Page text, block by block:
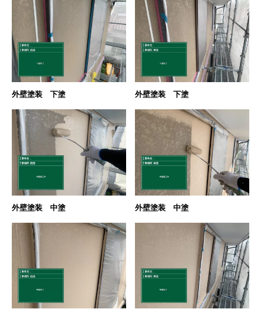
外壁塗装 下塗 外壁塗装 下塗
外壁塗装 中塗 外壁塗装 中塗